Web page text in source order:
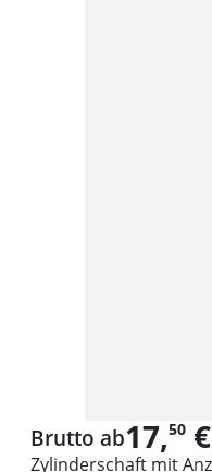
Brutto ab17,50 €
Zylinderschaft mit